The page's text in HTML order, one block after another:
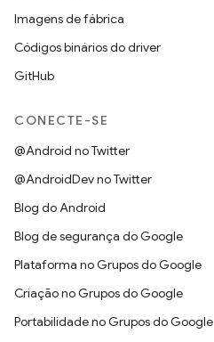
Imagens de fábrica
Códigos binários do driver
GitHub
CONECTE-SE
@Android no Twitter
@AndroidDev no Twitter
Blog do Android
Blog de segurança do Google
Plataforma no Grupos do Google
Criação no Grupos do Google
Portabilidade no Grupos do Google